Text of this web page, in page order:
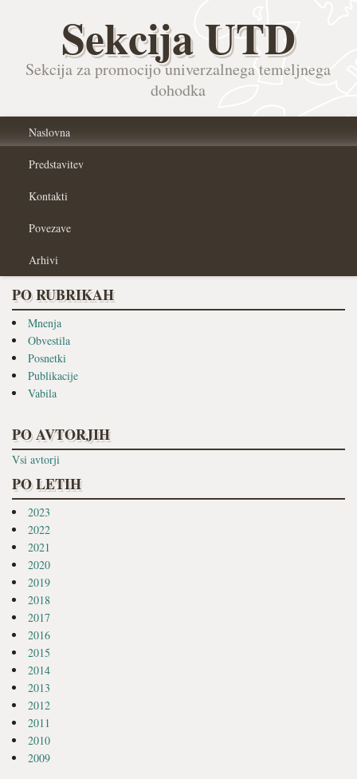
Sekcija UTD
Sekcija za promocijo univerzalnega temeljnega
dohodka
Naslovna
Predstavitev
Kontakti
Povezave
Arhivi
PO RUBRIKAH
Mnenja
Obvestila
Posnetki
Publikacije
Vabila
PO AVTORJIH
Vsi avtorji
PO LETIH
2023
2022
2021
2020
2019
2018
2017
2016
2015
2014
2013
2012
2011
2010
2009